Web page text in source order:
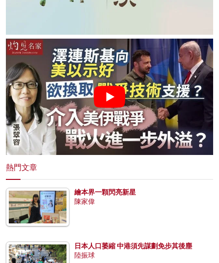
熱門文章
繪本界一顆閃亮新星
陳家偉
日本人口萎縮 中港須先謀劃免步其後塵
陸振球